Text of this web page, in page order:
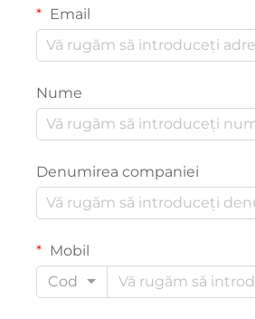
Email
Nume
Denumirea companiei
Mobil
Cod